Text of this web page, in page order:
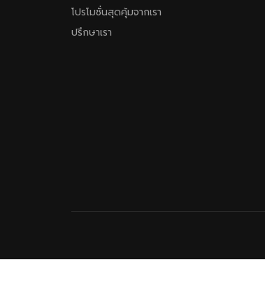
โปรโมชั่นสุดคุ้มจากเรา
ปรึกษาเรา